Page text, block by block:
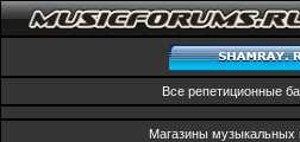
Все репетиционные
Магазины музыкальных